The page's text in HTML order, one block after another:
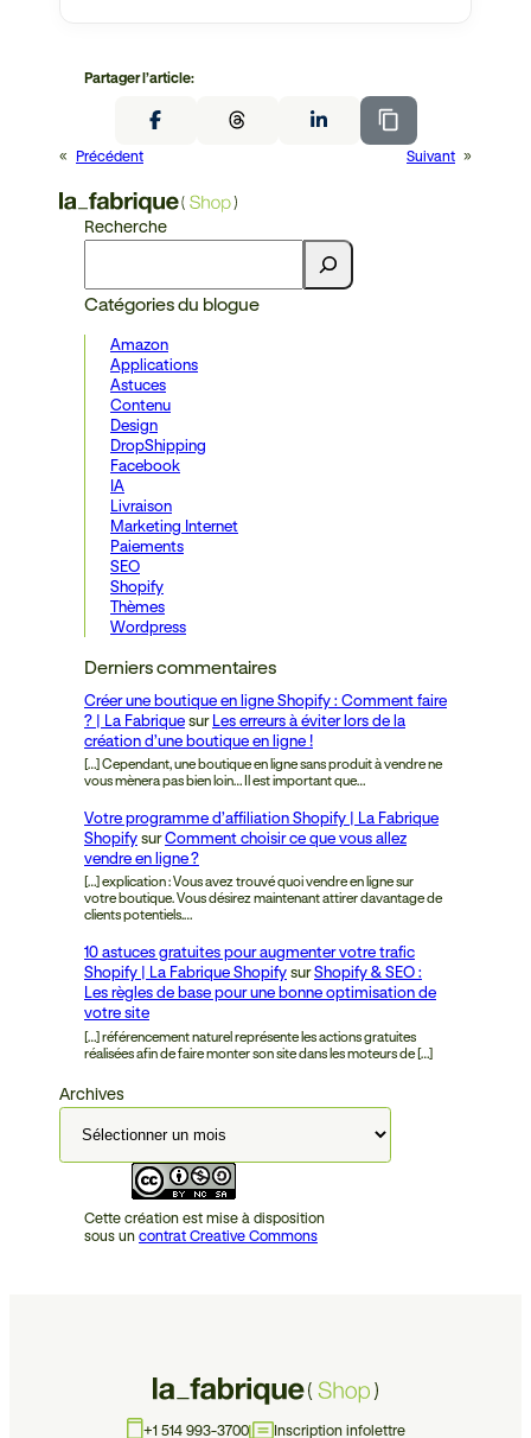
Partager l’article:
« Précédent Suivant »
Recherche
Catégories du blogue
Amazon
Applications
Astuces
Contenu
Design
DropShipping
Facebook
IA
Livraison
Marketing Internet
Paiements
SEO
Shopify
Thèmes
Wordpress
Derniers commentaires
Créer une boutique en ligne Shopify : Comment faire
? | La Fabrique sur Les erreurs à éviter lors de la
création d’une boutique en ligne !
[…] Cependant, une boutique en ligne sans produit à vendre ne
vous mènera pas bien loin… Il est important que…
Votre programme d’affiliation Shopify | La Fabrique
Shopify surComment choisir ce que vous allez
vendre en ligne ?
[…] explication : Vous avez trouvé quoi vendre en ligne sur
votre boutique. Vous désirez maintenant attirer davantage de
clients potentiels.…
10 astuces gratuites pour augmenter votre trafic
Shopify | La Fabrique Shopify surShopify & SEO :
Les règles de base pour une bonne optimisation de
votre site
[…] référencement naturel représente les actions gratuites
réalisées afin de faire monter son site dans les moteurs de […]
Archives
Cette création est mise à disposition
sous un contrat Creative Commons
+1 514 993-3700 Inscription infolettre